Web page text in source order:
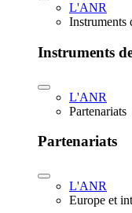
L'ANR
Instruments
Instruments
L'ANR
Partenariats
Partenariats
L'ANR
Europe et